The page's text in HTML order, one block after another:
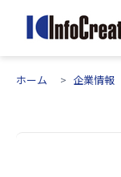
ホーム 企業情報